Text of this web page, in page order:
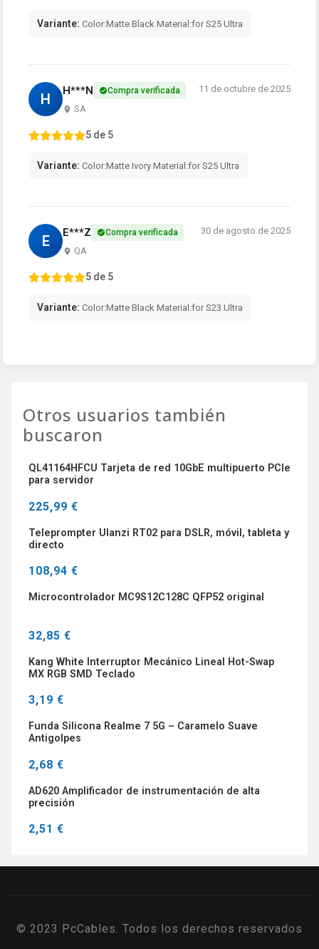
Variante: Color:Matte Black Material:for S25 Ultra
H H***N Compra verificada
SA
11 de octubre de 2025
5 de 5
Variante: Color:Matte Ivory Material:for S25 Ultra
E E***Z Compra verificada
QA
30 de agosto de 2025
5 de 5
Variante: Color:Matte Black Material:for S23 Ultra
Otros usuarios también
buscaron
QL41164HFCU Tarjeta de red 10GbE multipuerto PCIe
para servidor
225,99 €
Teleprompter Ulanzi RT02 para DSLR, móvil, tableta y
directo
108,94 €
Microcontrolador MC9S12C128C QFP52 original
32,85 €
Kang White Interruptor Mecánico Lineal Hot-Swap
MX RGB SMD Teclado
3,19 €
Funda Silicona Realme 7 5G – Caramelo Suave
Antigolpes
2,68 €
AD620 Amplificador de instrumentación de alta
precisión
2,51 €
© 2023 PcCables. Todos los derechos reservados